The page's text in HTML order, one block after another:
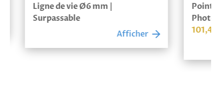
Ligne de vie Ø6 mm |
Surpassable
Afficher
Point
101,48